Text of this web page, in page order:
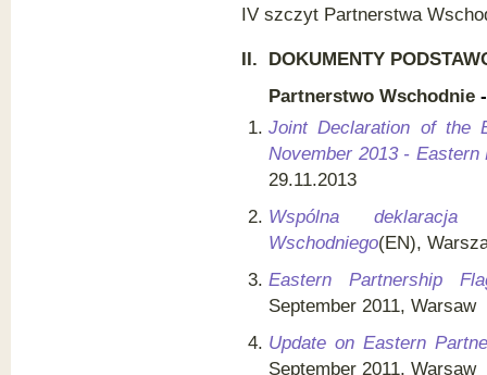
IV szczyt Partnerstwa
II. DOKUMENTY
Partnerstwo Wschodnie
Joint Declaration of the
November 2013 -
29.11.2013
Wspólna deklaracja
Wschodniego(EN),
Eastern Partnership
September 2011, Warsaw
Update on Eastern
September 2011, Warsaw